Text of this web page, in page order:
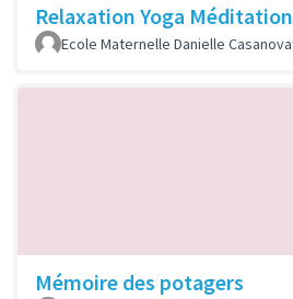
Relaxation Yoga Méditation
Ecole Maternelle Danielle Casanova
Mémoire des potagers